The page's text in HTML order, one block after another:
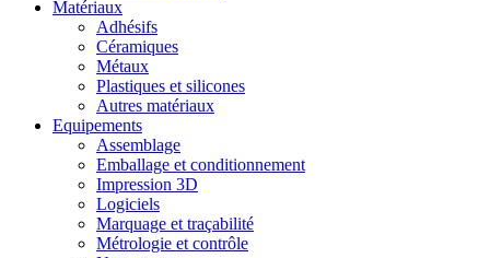
Matériaux
Adhésifs
Céramiques
Métaux
Plastiques et silicones
Autres matériaux
Equipements
Assemblage
Emballage et conditionnement
Impression 3D
Logiciels
Marquage et traçabilité
Métrologie et contrôle